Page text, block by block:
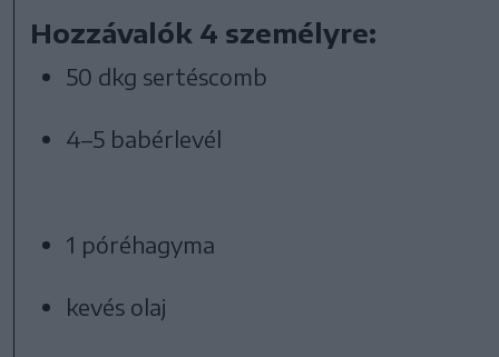
Hozzávalók 4 személyre:
50 dkg sertéscomb
4–5 babérlevél
1 póréhagyma
kevés olaj